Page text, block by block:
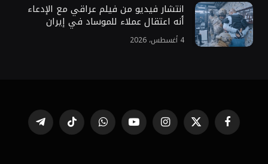
انتشار فيديو من فيلم عراقي مع الإدعاء
أنه اعتقال عملاء للموساد في إيران
4 أغسطس، 2026
فيسبوك X
(Twitter)
الانستغراميوتيوب واتساب تيكتوك تيلقرام